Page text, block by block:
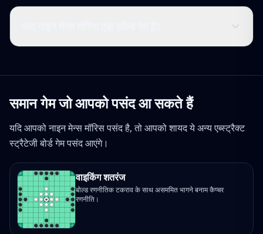
समान गेम जो आपको पसंद आ सकते हैं
यदि आपको नाइन मेन्स मॉरिस पसंद है, तो आपको शायद ये अन्य एब्स्ट्रैक्ट
स्ट्रैटेजी बोर्ड गेम पसंद आएंगे।
वाइकिंग शतरंज
बोल्ड रणनीतिक टकराव के साथ असममित भागने बनाम कैप्चर
रणनीति।